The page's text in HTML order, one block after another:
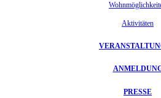
Aktivitäten
PRESSE